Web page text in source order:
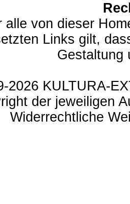
alle von dieser
Links gilt,
Gestaltung
2026 KULTURA-
der jeweiligen
Widerrechtliche